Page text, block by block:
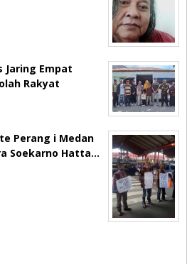
Jaring Empat
Rakyat
Perang i Medan
Soekarno Hatta…